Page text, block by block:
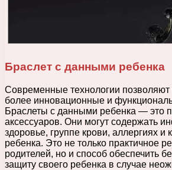
Браслет с данными ребенка
Современные технологии позволяют
более инновационные и
Браслеты с данными ребенка — это
аксессуаров. Они могут содержать
здоровье, группе крови, аллергиях и
ребенка. Это не только практичное
родителей, но и способ обеспечить
защиту своего ребенка в случае